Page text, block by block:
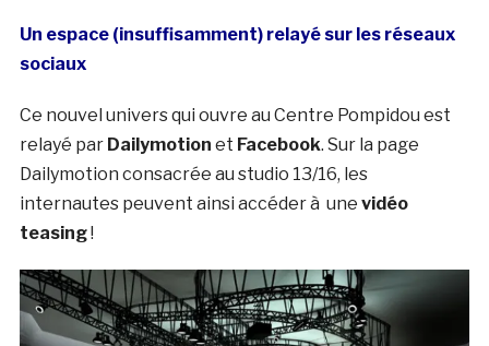
Un espace (insuffisamment) relayé sur les réseaux
sociaux
Ce nouvel univers qui ouvre au Centre Pompidou est
relayé par Dailymotion et Facebook. Sur la page
Dailymotion consacrée au studio 13/16, les
internautes peuvent ainsi accéder à une vidéo
teasing!